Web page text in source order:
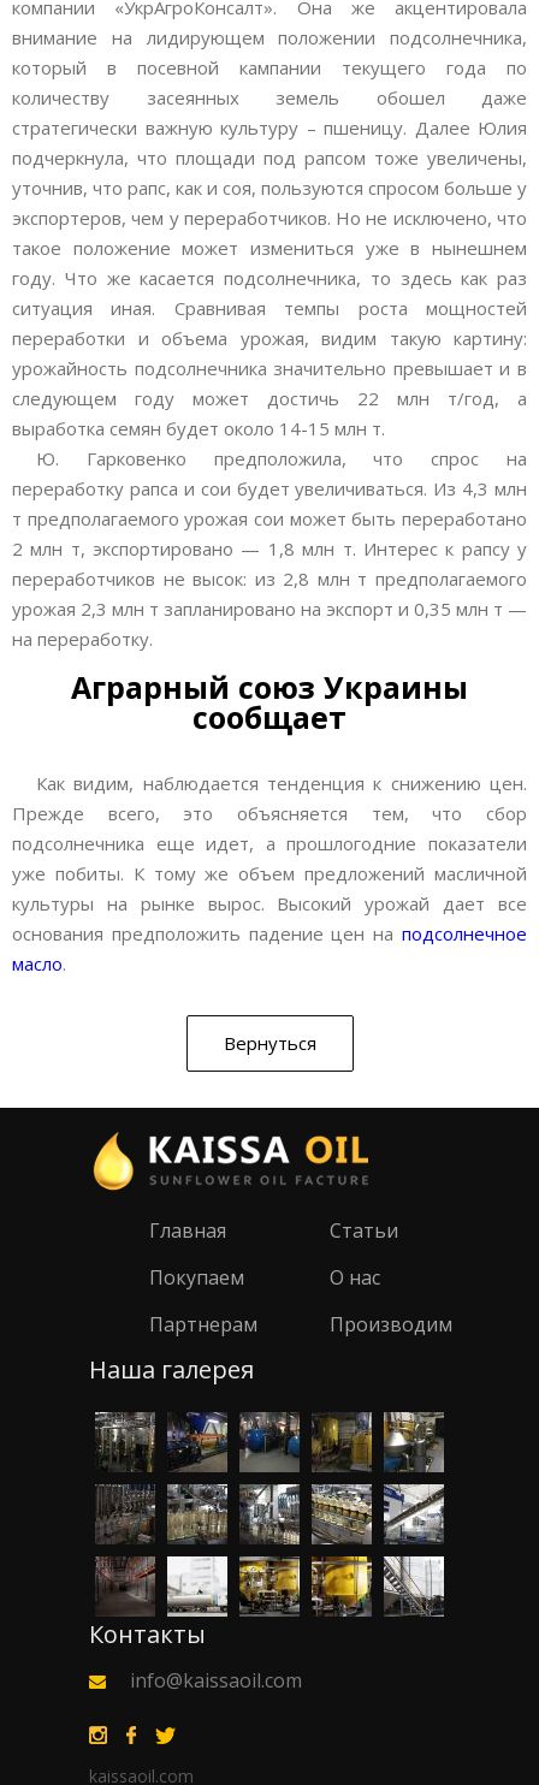
компании «УкрАгроКонсалт». Она же акцентировала
внимание на лидирующем положении подсолнечника,
который в посевной кампании текущего года по
количеству засеянных земель обошел даже
стратегически важную культуру – пшеницу. Далее Юлия
подчеркнула, что площади под рапсом тоже увеличены,
уточнив, что рапс, как и соя, пользуются спросом больше у
экспортеров, чем у переработчиков. Но не исключено, что
такое положение может измениться уже в нынешнем
году. Что же касается подсолнечника, то здесь как раз
ситуация иная. Сравнивая темпы роста мощностей
переработки и объема урожая, видим такую картину:
урожайность подсолнечника значительно превышает и в
следующем году может достичь 22 млн т/год, а
выработка семян будет около 14-15 млн т.
Ю. Гарковенко предположила, что спрос на
переработку рапса и сои будет увеличиваться. Из 4,3 млн
т предполагаемого урожая сои может быть переработано
2 млн т, экспортировано — 1,8 млн т. Интерес к рапсу у
переработчиков не высок: из 2,8 млн т предполагаемого
урожая 2,3 млн т запланировано на экспорт и 0,35 млн т —
на переработку.
Аграрный союз Украины
сообщает
Как видим, наблюдается тенденция к снижению цен.
Прежде всего, это объясняется тем, что сбор
подсолнечника еще идет, а прошлогодние показатели
уже побиты. К тому же объем предложений масличной
культуры на рынке вырос. Высокий урожай дает все
основания предположить падение цен на подсолнечное
масло.
Вернуться
Главная
Покупаем
Партнерам
Статьи
О нас
Производим
Наша галерея
Контакты
info@kaissaoil.com
kaissaoil.com